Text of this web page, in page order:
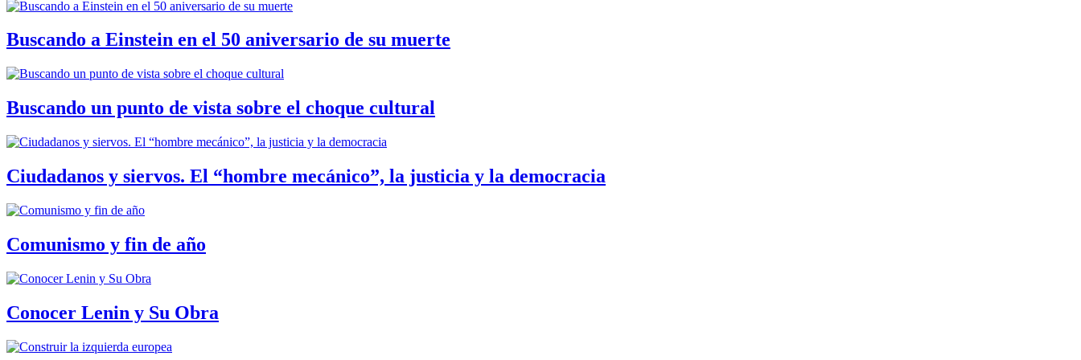
Buscando a Einstein en el 50 aniversario de su muerte
Buscando un punto de vista sobre el choque cultural
Ciudadanos y siervos. El “hombre mecánico”, la justicia y la democracia
Comunismo y fin de año
Conocer Lenin y Su Obra